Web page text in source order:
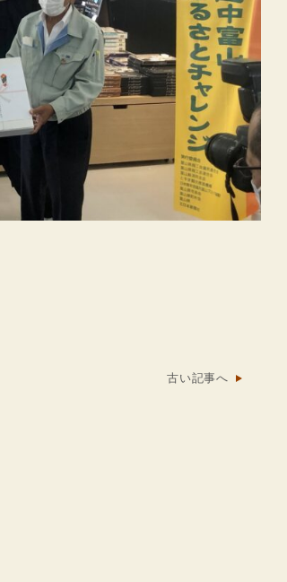
古い記事へ